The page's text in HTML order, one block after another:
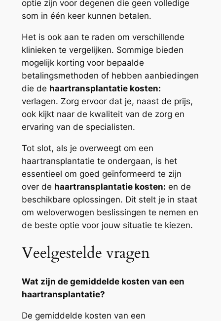
optie zijn voor degenen die geen volledige
som in één keer kunnen betalen.
Het is ook aan te raden om verschillende
klinieken te vergelijken. Sommige bieden
mogelijk korting voor bepaalde
betalingsmethoden of hebben aanbiedingen
die de haartransplantatie kosten:
verlagen. Zorg ervoor dat je, naast de prijs,
ook kijkt naar de kwaliteit van de zorg en
ervaring van de specialisten.
Tot slot, als je overweegt om een
haartransplantatie te ondergaan, is het
essentieel om goed geïnformeerd te zijn
over de haartransplantatie kosten: en de
beschikbare oplossingen. Dit stelt je in staat
om weloverwogen beslissingen te nemen en
de beste optie voor jouw situatie te kiezen.
Veelgestelde vragen
Wat zijn de gemiddelde kosten van een
haartransplantatie?
De gemiddelde kosten van een